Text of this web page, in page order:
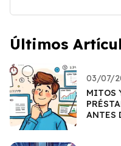
Últimos
03/07/
MITOS
ANTES